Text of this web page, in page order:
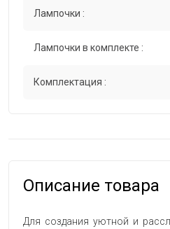
Лампочки :
Лампочки в комплекте :
Комплектация :
Описание товара
Для создания уютной и